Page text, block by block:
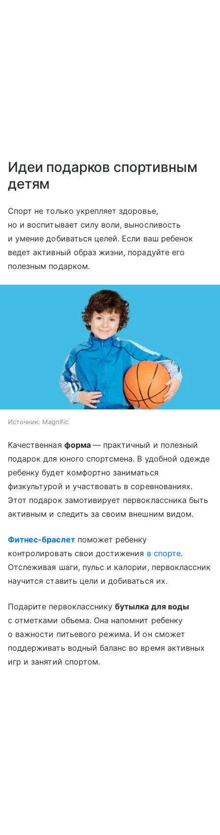
Идеи подарков спортивным
детям
Спорт не только укрепляет здоровье,
но и воспитывает силу воли, выносливость
и умение добиваться целей. Если ваш ребенок
ведет активный образ жизни, порадуйте его
полезным подарком.
Источник: Magnific
Качественная форма — практичный и полезный
подарок для юного спортсмена. В удобной одежде
ребенку будет комфортно заниматься
физкультурой и участвовать в соревнованиях.
Этот подарок замотивирует первоклассника быть
активным и следить за своим внешним видом.
Фитнес-браслетпоможет ребенку
контролировать свои достижения в спорте.
Отслеживая шаги, пульс и калории, первоклассник
научится ставить цели и добиваться их.
Подарите первоклассникубутылка для воды
с отметками объема. Она напомнит ребенку
о важности питьевого режима. И он сможет
поддерживать водный баланс во время активных
игр и занятий спортом.